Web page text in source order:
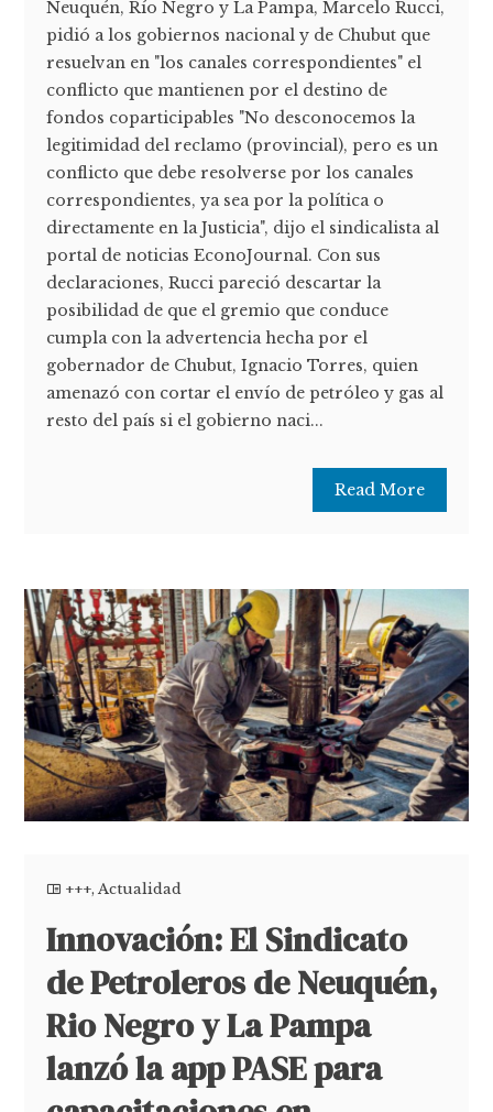
Neuquén, Río Negro y La Pampa, Marcelo Rucci,
pidió a los gobiernos nacional y de Chubut que
resuelvan en "los canales correspondientes" el
conflicto que mantienen por el destino de
fondos coparticipables "No desconocemos la
legitimidad del reclamo (provincial), pero es un
conflicto que debe resolverse por los canales
correspondientes, ya sea por la política o
directamente en la Justicia", dijo el sindicalista al
portal de noticias EconoJournal. Con sus
declaraciones, Rucci pareció descartar la
posibilidad de que el gremio que conduce
cumpla con la advertencia hecha por el
gobernador de Chubut, Ignacio Torres, quien
amenazó con cortar el envío de petróleo y gas al
resto del país si el gobierno naci...
Read More
+++,Actualidad
Innovación: El Sindicato
de Petroleros de Neuquén,
Rio Negro y La Pampa
lanzó la app PASE para